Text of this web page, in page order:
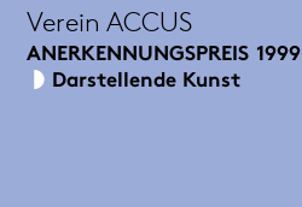
Verein ACCUS
ANERKENNUNGSPREIS 1999
Darstellende Kunst